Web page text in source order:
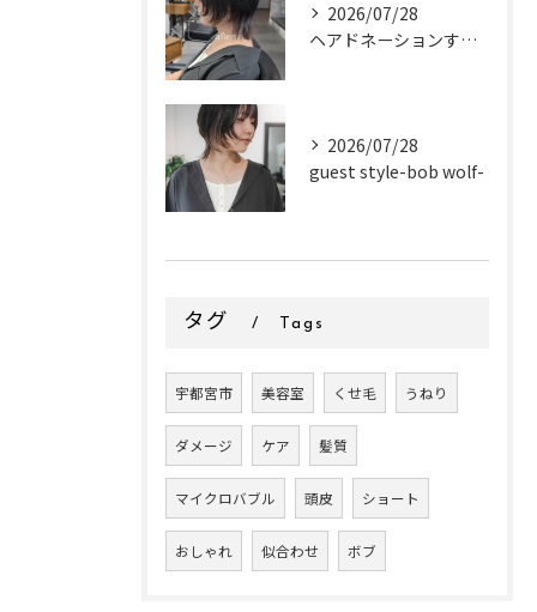
2026/07/28
ヘアドネーションするお客様✂
2026/07/28
guest style-bob wolf-
タグ Tags
宇都宮市 美容室 くせ毛 うねり
ダメージ ケア 髪質
マイクロバブル 頭皮 ショート
おしゃれ 似合わせ ボブ